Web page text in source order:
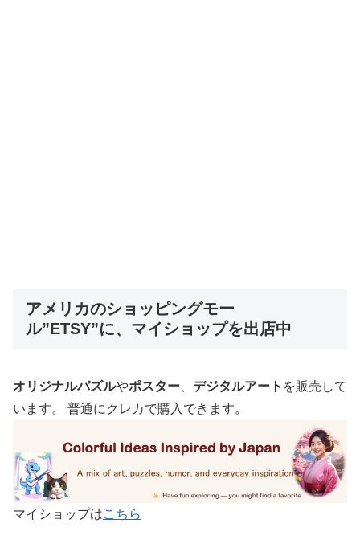
アメリカのショッピングモー
ル”ETSY”に、マイショップを出店中
オリジナルパズルやポスター デジタルアート を販売して
います。 普通にクレカで購入できます。
マイショップはこちら